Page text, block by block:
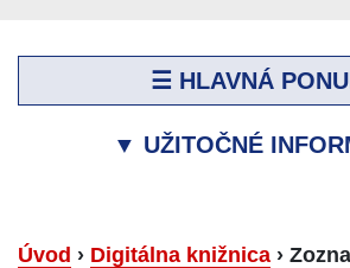
☰ HLAVNÁ
▼ UŽITOČNÉ
Úvod › Digitálna knižnica ›